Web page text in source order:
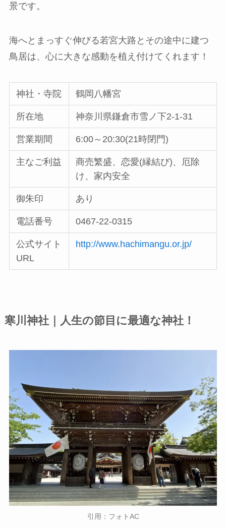
景です。
海へとまっすぐ伸びる若宮大路とその途中に建つ
鳥居は、心に大きな感動を植え付けてくれます！
神社・寺院 鶴岡八幡宮
所在地 神奈川県鎌倉市雪ノ下2-1-31
営業期間 6:00～20:30(21時閉門)
主なご利益
商売繁盛、恋愛(縁結び)、厄除
け、家内安全
御朱印 あり
電話番号 0467-22-0315
公式サイト
URL
http://www.hachimangu.or.jp/
寒川神社｜人生の節目に最適な神社！
引用：フォトAC